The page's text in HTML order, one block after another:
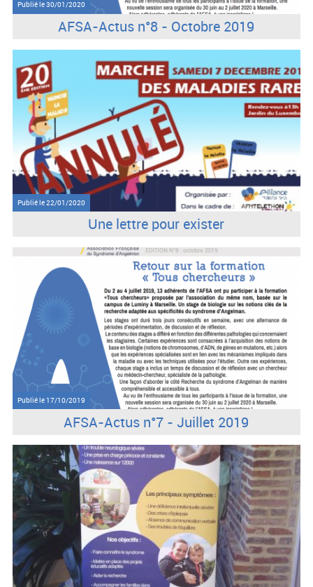
Publié le30/01/2020
AFSA-Actus n°8 - Octobre 2019
Publié le22/01/2020
Une lettre pour exister
Publié le 17/10/2019
AFSA-Actus n°7 - Juillet 2019